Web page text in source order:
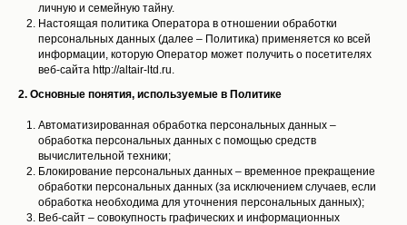
личную и семейную тайну.
Настоящая политика Оператора в отношении обработки
персональных данных (далее – Политика) применяется ко всей
информации, которую Оператор может получить о посетителях
веб-сайта http://altair-ltd.ru.
2. Основные понятия, используемые в Политике
Автоматизированная обработка персональных данных –
обработка персональных данных с помощью средств
вычислительной техники;
Блокирование персональных данных – временное прекращение
обработки персональных данных (за исключением случаев, если
обработка необходима для уточнения персональных данных);
Веб-сайт – совокупность графических и информационных